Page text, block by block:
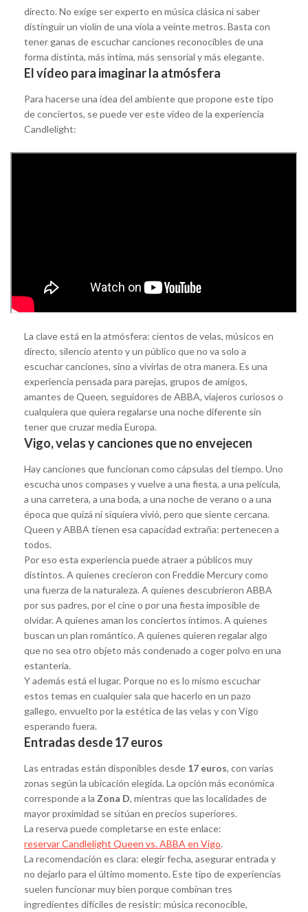
directo. No exige ser experto en música clásica ni saber
distinguir un violín de una viola a veinte metros. Basta con
tener ganas de escuchar canciones reconocibles de una
forma distinta, más íntima, más sensorial y más elegante.
El vídeo para imaginar la atmósfera
Para hacerse una idea del ambiente que propone este tipo
de conciertos, se puede ver este vídeo de la experiencia
Candlelight:
La clave está en la atmósfera: cientos de velas, músicos en
directo, silencio atento y un público que no va solo a
escuchar canciones, sino a vivirlas de otra manera. Es una
experiencia pensada para parejas, grupos de amigos,
amantes de Queen, seguidores de ABBA, viajeros curiosos o
cualquiera que quiera regalarse una noche diferente sin
tener que cruzar media Europa.
Vigo, velas y canciones que no envejecen
Hay canciones que funcionan como cápsulas del tiempo. Uno
escucha unos compases y vuelve a una fiesta, a una película,
a una carretera, a una boda, a una noche de verano o a una
época que quizá ni siquiera vivió, pero que siente cercana.
Queen y ABBA tienen esa capacidad extraña: pertenecen a
todos.
Por eso esta experiencia puede atraer a públicos muy
distintos. A quienes crecieron con Freddie Mercury como
una fuerza de la naturaleza. A quienes descubrieron ABBA
por sus padres, por el cine o por una fiesta imposible de
olvidar. A quienes aman los conciertos íntimos. A quienes
buscan un plan romántico. A quienes quieren regalar algo
que no sea otro objeto más condenado a coger polvo en una
estantería.
Y además está el lugar. Porque no es lo mismo escuchar
estos temas en cualquier sala que hacerlo en un pazo
gallego, envuelto por la estética de las velas y con Vigo
esperando fuera.
Entradas desde 17 euros
Las entradas están disponibles desde 17 euros, con varias
zonas según la ubicación elegida. La opción más económica
corresponde a la Zona D, mientras que las localidades de
mayor proximidad se sitúan en precios superiores.
La reserva puede completarse en este enlace:
reservar Candlelight Queen vs. ABBA en Vigo.
La recomendación es clara: elegir fecha, asegurar entrada y
no dejarlo para el último momento. Este tipo de experiencias
suelen funcionar muy bien porque combinan tres
ingredientes difíciles de resistir: música reconocible,